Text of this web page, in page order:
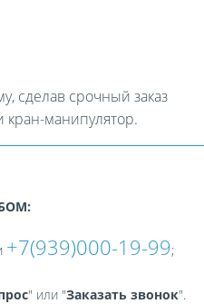
сделав срочный заказ
кран-манипулятор.
+7(939)000-19-99;
" или "Заказать звонок".